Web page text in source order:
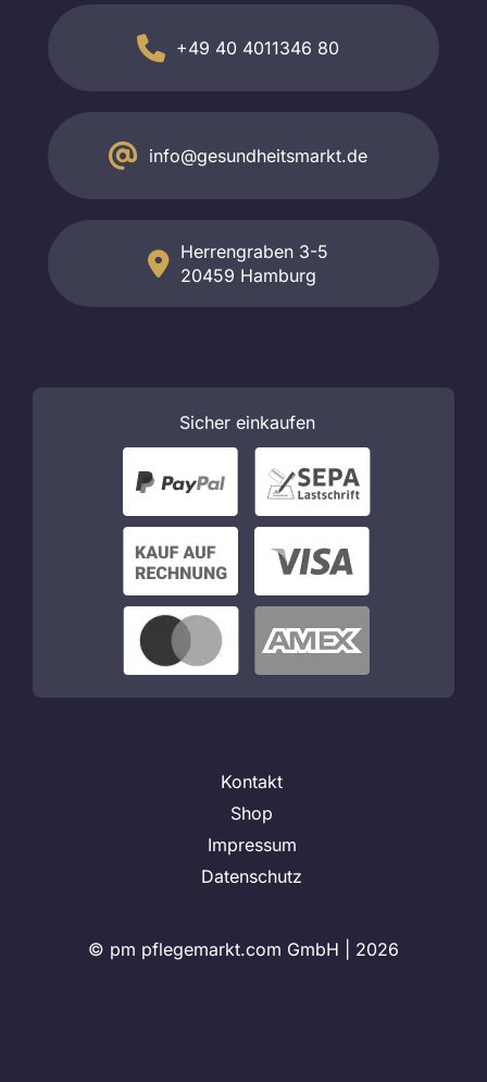
+49 40 4011346 80
info@gesundheitsmarkt.de
Herrengraben 3-5
20459 Hamburg
Sicher einkaufen
Kontakt
Shop
Impressum
Datenschutz
© pm pflegemarkt.com GmbH | 2026